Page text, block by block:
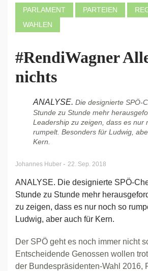
PARLAMENT PARTEIEN
WAHLEN
#RendiWagner
nichts
ANALYSE. Die designierte SPÖ-
Stunde zu Stunde mehr
Leadership zu zeigen, dass es nur
rumpelt. Besonders für Ludwig,
Kern.
Johannes Huber - 22. Sep. 2018
ANALYSE. Die designierte SPÖ-
Stunde zu Stunde mehr
zu zeigen, dass es nur noch so
Ludwig, aber auch für Kern.
Der SPÖ geht es noch immer nicht
Entscheidende Genossen wollen
der Bundespräsidenten-Wahl 2016,